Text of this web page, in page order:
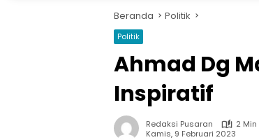
Beranda Politik
Politik
Ahmad Dg
Inspiratif
Redaksi Pusaran
2
Kamis, 9 Februari 2023